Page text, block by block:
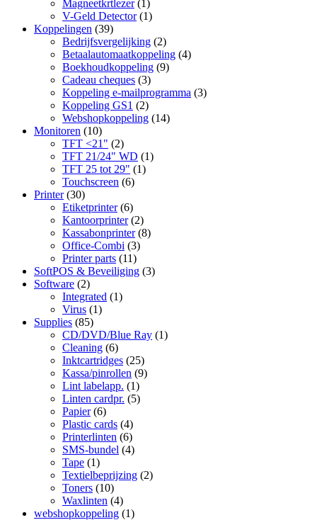
Magneetkrtlezer (1)
V-Geld Detector (1)
Koppelingen (39)
Bedrijfsvergelijking (2)
Betaalautomaatkoppeling (4)
Boekhoudkoppeling (9)
Cadeau cheques (3)
Koppeling e-mailprogramma (3)
Koppeling GS1 (2)
Webshopkoppeling (14)
Monitoren (10)
TFT <21" (2)
TFT 21/24" WD (1)
TFT 25 tot 29" (1)
Touchscreen (6)
Printer (30)
Etiketprinter (6)
Kantoorprinter (2)
Kassabonprinter (8)
Office-Combi (3)
Printer parts (11)
SoftPOS & Beveiliging (3)
Software (2)
Integrated (1)
Virus (1)
Supplies (85)
CD/DVD/Blue Ray (1)
Cleaning (6)
Inktcartridges (25)
Kassa/pinrollen (9)
Lint labelapp. (1)
Linten cardpr. (5)
Papier (6)
Plastic cards (4)
Printerlinten (6)
SMS-bundel (4)
Tape (1)
Textielbeprijzing (2)
Toners (10)
Waxlinten (4)
webshopkoppeling (1)